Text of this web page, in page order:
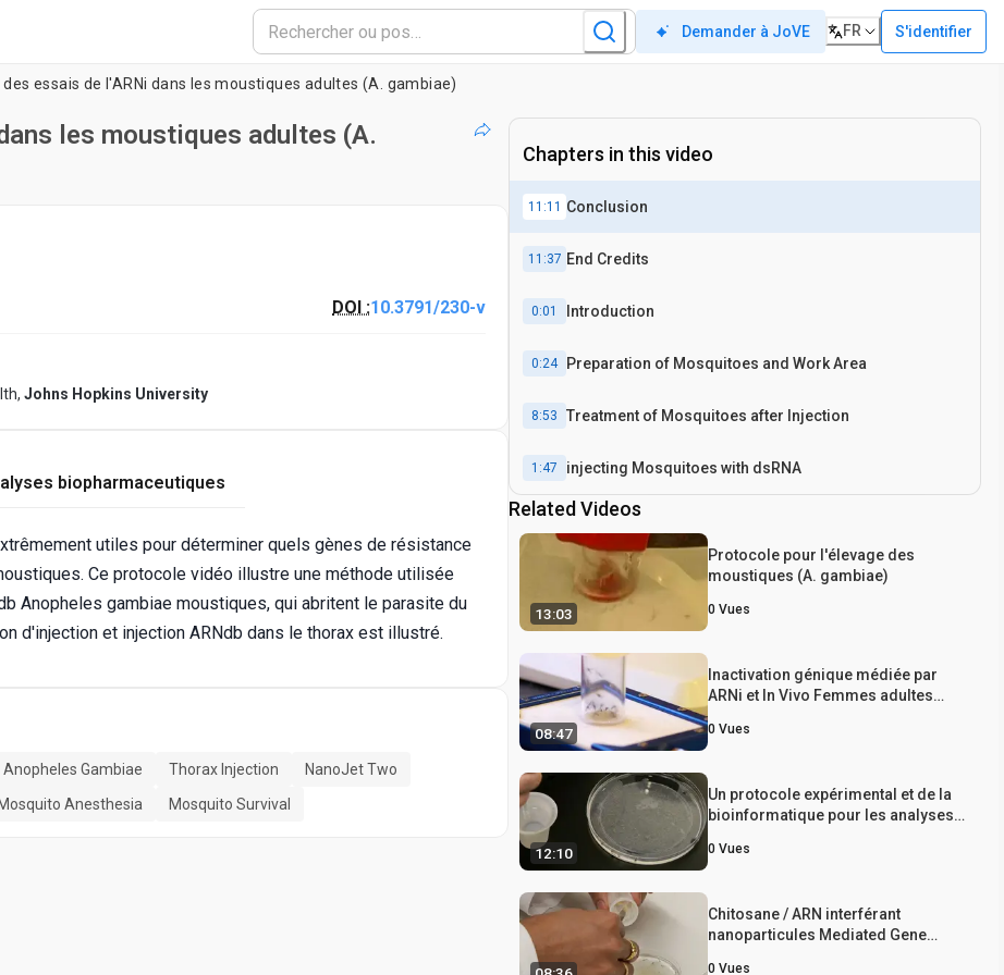
Demander à JoVE FR S'identifier
essais de l'ARNi dans les moustiques adultes (A. gambiae)
les moustiques adultes (A.
DOI :10.3791/230-v
Johns Hopkins University
biopharmaceutiques
utiles pour déterminer quels gènes de résistance
Ce protocole vidéo illustre une méthode utilisée
Anopheles gambiae moustiques, qui abritent le parasite du
d'injection et injection ARNdb dans le thorax est illustré.
Anopheles Gambiae Thorax Injection
NanoJet Two
Mosquito Anesthesia Mosquito Survival
Chapters in this video
11:11 Conclusion
11:37 End Credits
0:01 Introduction
0:24 Preparation of Mosquitoes and Work Area
8:53 Treatment of Mosquitoes after Injection
1:47 injecting Mosquitoes with dsRNA
Related Videos
13:03
Protocole pour l'élevage des
moustiques (A. gambiae)
0 Vues
08:47
Inactivation génique médiée par
ARNi et In Vivo Femmes adultes
0 Vues
12:10
Un protocole expérimental et de la
bioinformatique pour les analyses
diapause dans le Asian Tiger
0 Vues
Chitosane / ARN interférant
nanoparticules Mediated Gene
0 Vues